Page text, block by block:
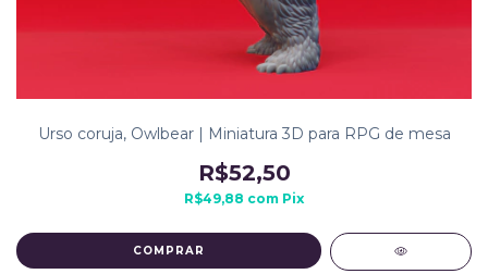
Urso coruja, Owlbear | Miniatura 3D para RPG de mesa
R$52,50
R$49,88 com Pix
COMPRAR